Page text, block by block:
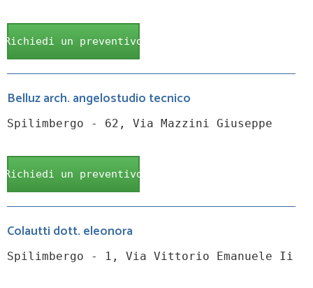
Richiedi un preventivo
Belluz arch. angelostudio tecnico
Spilimbergo - 62, Via Mazzini Giuseppe
Richiedi un preventivo
Colautti dott. eleonora
Spilimbergo - 1, Via Vittorio Emanuele Ii